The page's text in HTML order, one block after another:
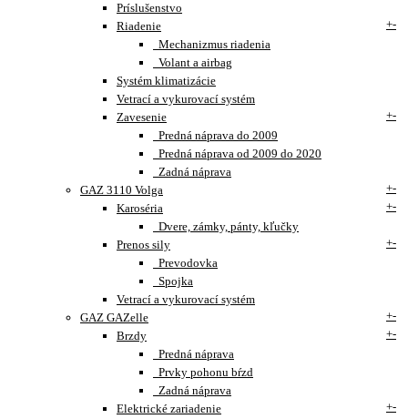
Príslušenstvo
Riadenie
+-
Mechanizmus riadenia
Volant a airbag
Systém klimatizácie
Vetrací a vykurovací systém
Zavesenie
+-
Predná náprava do 2009
Predná náprava od 2009 do 2020
Zadná náprava
GAZ 3110 Volga
+-
Karoséria
+-
Dvere, zámky, pánty, kľučky
Prenos sily
+-
Prevodovka
Spojka
Vetrací a vykurovací systém
GAZ GAZelle
+-
Brzdy
+-
Predná náprava
Prvky pohonu bŕzd
Zadná náprava
Elektrické zariadenie
+-